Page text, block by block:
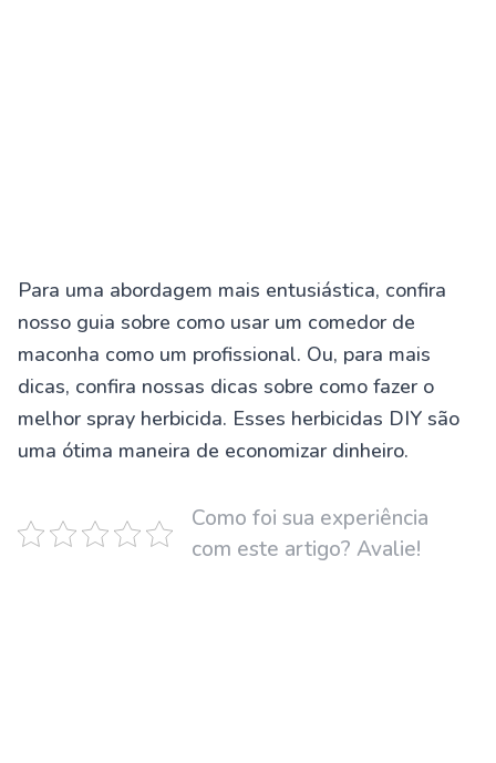
Para uma abordagem mais entusiástica, confira
nosso guia sobre como usar um comedor de
maconha como um profissional. Ou, para mais
dicas, confira nossas dicas sobre como fazer o
melhor spray herbicida. Esses herbicidas DIY são
uma ótima maneira de economizar dinheiro.
Como foi sua experiência
com este artigo? Avalie!